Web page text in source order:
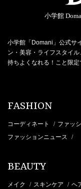
小学館
小学館「Domani」公式サ
ン・美容・ライフスタイ
持ちよくなれる！こと限定
FASHION
コーディネート / ファッ
ファッションニュース /
BEAUTY
メイク / スキンケア / ヘ